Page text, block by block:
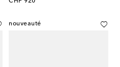
nouveauté